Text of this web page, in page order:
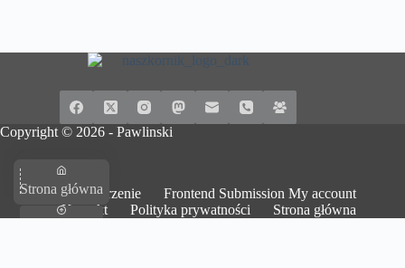
Copyright © 2026 - Pawlinski
Dodaj wydarzenie
Frontend Submission My account
Kontakt
Polityka prywatności Strona główna
Strona główna